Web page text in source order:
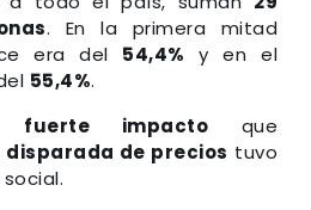
. En la primera mitad
era del 54,4% y en el
55,4%.
fuerte impacto que
disparada de precios tuvo